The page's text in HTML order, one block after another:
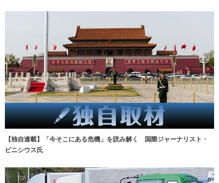
【独自連載】「今そこにある危機」を読み解く 国際ジャーナリスト・
ビニシウス氏